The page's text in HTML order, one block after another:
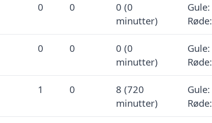
0 0
0 (0
minutter)
0 0
0 (0
minutter)
1 0
8 (720
minutter)